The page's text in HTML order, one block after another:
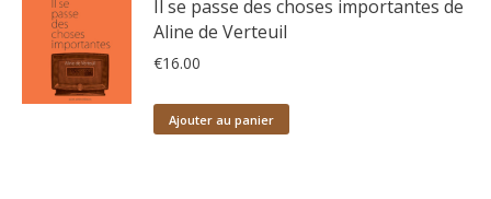
Il se passe des choses importantes de
Aline de Verteuil
€16.00
Ajouter au panier